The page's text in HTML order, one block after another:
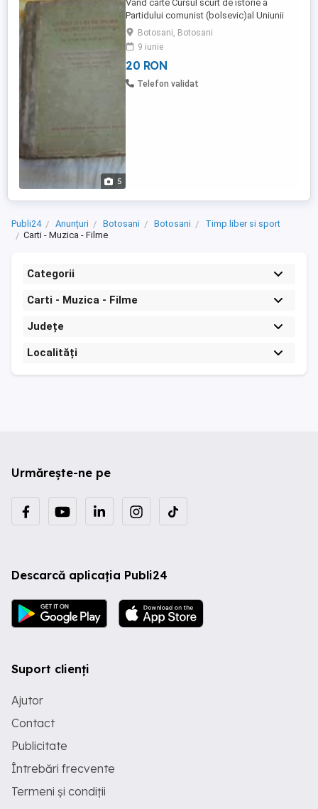
5
Vand carte Cursul scurt de istorie a
Partidului comunist (bolsevic)al Uniunii
Sovietice publicat de Editura pentru
Literartura Politica in 1953,semnata si
scrisa pe prima pagina cu adresa din
Moscova unde trebuia sa ajunga sau de
unde a fost trimisa pe data deora
Botosani, Botosani
9 iunie
20 RON
Telefon validat
Publi24 Anunțuri Botosani Botosani
Timp liber si sport
Carti - Muzica - Filme
Categorii
Carti - Muzica - Filme
Județe
Localități
Urmărește-ne pe
Descarcă aplicația Publi24
Suport clienți
Ajutor
Contact
Publicitate
Întrebări frecvente
Termeni și condiții